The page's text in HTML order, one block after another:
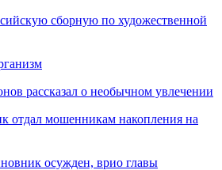
сборную по художественной
рассказал о необычном увлечении
мошенникам накопления на
осужден, врио главы